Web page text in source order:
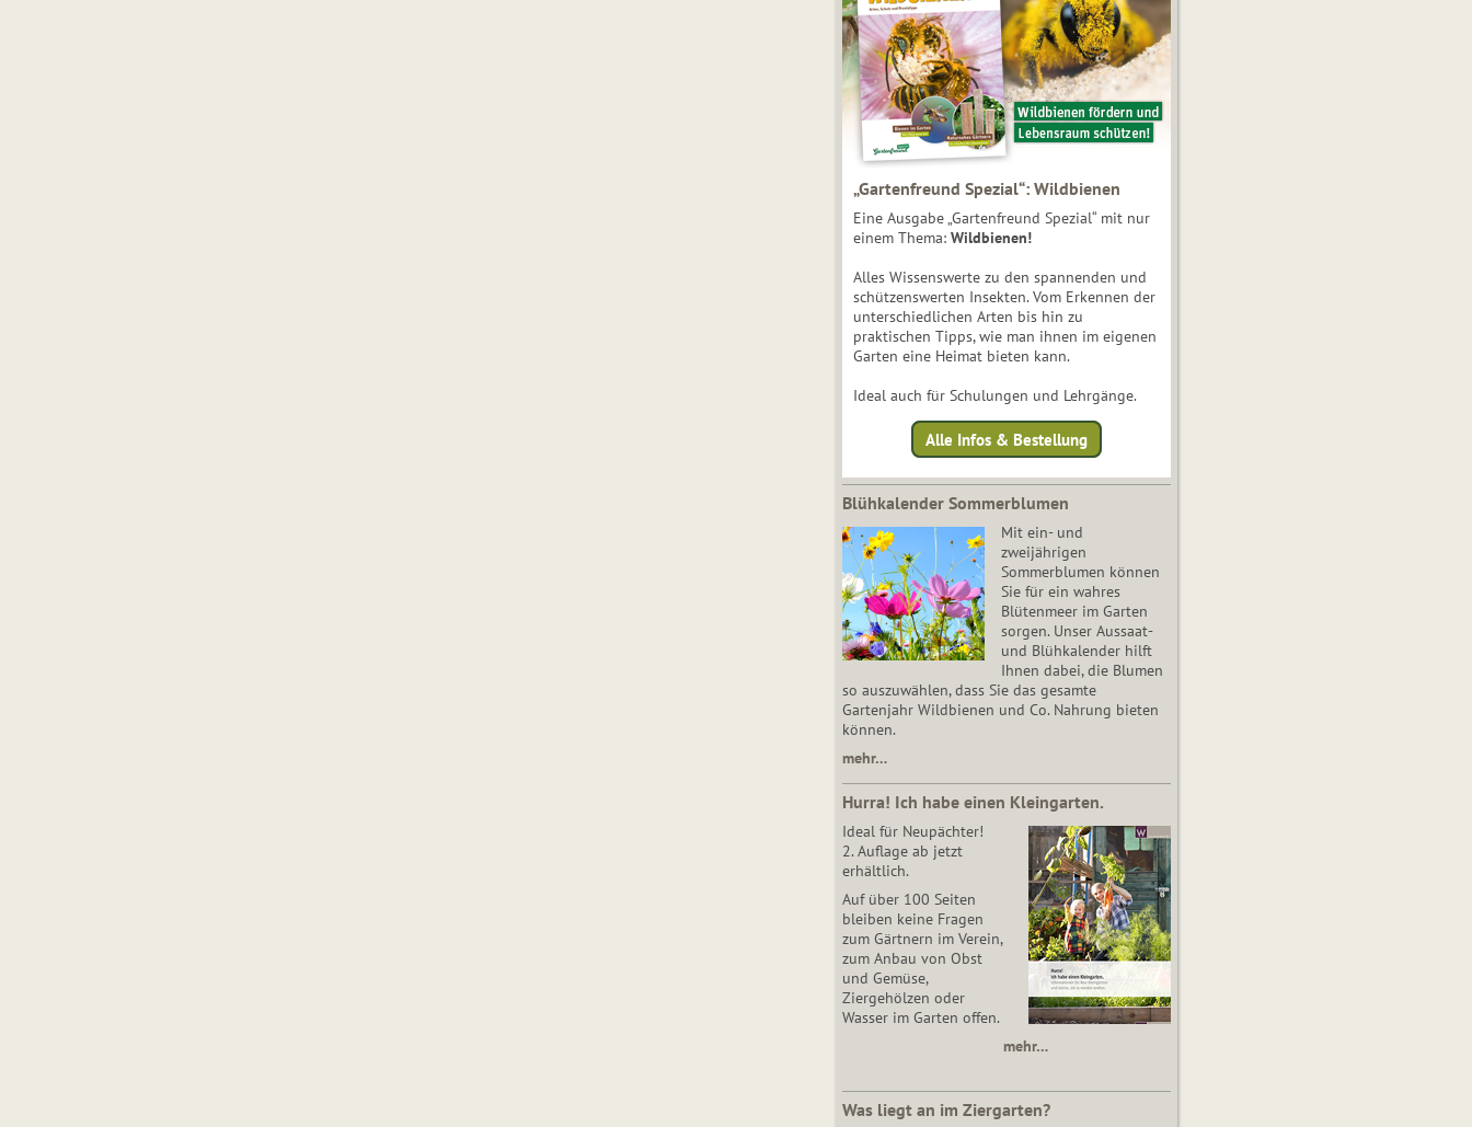
„Gartenfreund Spezial“: Wildbienen
Eine Ausgabe „Gartenfreund Spezial“ mit nur
einem Thema: Wildbienen!
Alles Wissenswerte zu den spannenden und
schützenswerten Insekten. Vom Erkennen der
unterschiedlichen Arten bis hin zu
praktischen Tipps, wie man ihnen im eigenen
Garten eine Heimat bieten kann.
Ideal auch für Schulungen und Lehrgänge.
Alle Infos & Bestellung
Blühkalender Sommerblumen
Mit ein- und
zweijährigen
Sommerblumen können
Sie für ein wahres
Blütenmeer im Garten
sorgen. Unser Aussaat-
und Blühkalender hilft
Ihnen dabei, die Blumen
so auszuwählen, dass Sie das gesamte
Gartenjahr Wildbienen und Co. Nahrung bieten
können.
mehr…
Hurra! Ich habe einen Kleingarten.
Ideal für Neupächter!
2. Auflage ab jetzt
erhältlich.
Auf über 100 Seiten
bleiben keine Fragen
zum Gärtnern im Verein,
zum Anbau von Obst
und Gemüse,
Ziergehölzen oder
Wasser im Garten offen.
mehr…
Was liegt an im Ziergarten?